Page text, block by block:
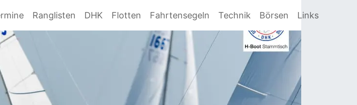
Ranglisten DHK Flotten Fahrtensegeln Technik Börsen Links